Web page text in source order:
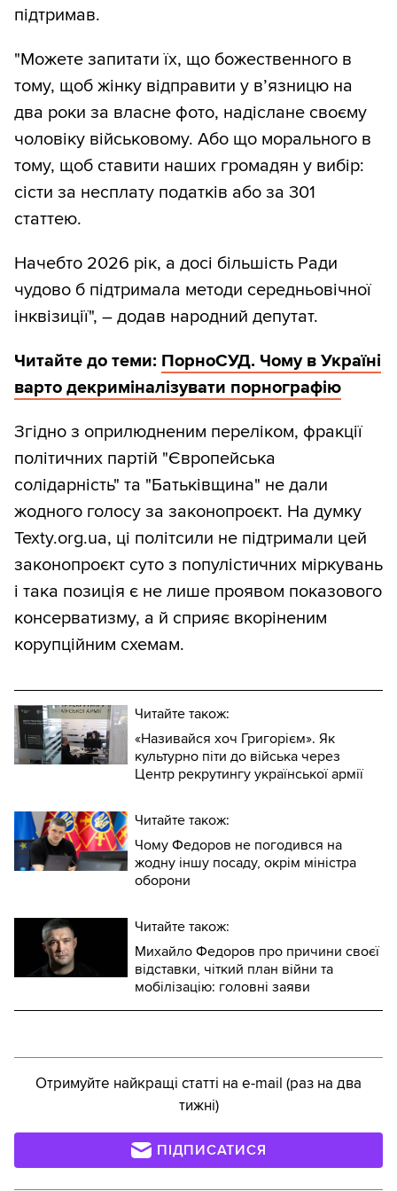
підтримав.
"Можете запитати їх, що божественного в
тому, щоб жінку відправити у вʼязницю на
два роки за власне фото, надіслане своєму
чоловіку військовому. ️Або що морального в
тому, щоб ставити наших громадян у вибір:
сісти за несплату податків або за 301
статтею.
Начебто 2026 рік, а досі більшість Ради
чудово б підтримала методи середньовічної
інквізиції", – додав народний депутат.
Читайте до теми: ПорноСУД. Чому в Україні
варто декриміналізувати порнографію
Згідно з оприлюдненим переліком, фракції
політичних партій "Європейська
солідарність" та "Батьківщина" не дали
жодного голосу за законопроєкт. На думку
Texty.org.ua, ці політсили не підтримали цей
законопроєкт суто з популістичних міркувань
і така позиція є не лише проявом показового
консерватизму, а й сприяє вкоріненим
корупційним схемам.
Читайте також:
«Називайся хоч Григорієм». Як
культурно піти до війська через
Центр рекрутингу української армії
Читайте також:
Чому Федоров не погодився на
жодну іншу посаду, окрім міністра
оборони
Читайте також:
Михайло Федоров про причини своєї
відставки, чіткий план війни та
мобілізацію: головні заяви
Отримуйте найкращі статті на e-mail (раз на два
тижні)
ПІДПИСАТИСЯ